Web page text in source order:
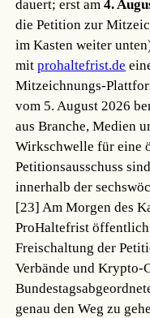
dauert; erst am4.
die Petition zur
im Kasten weiter
mitprohaltefrist.de
Mitzeichnungs-
vom 5. August 2026
aus Branche, Medien
Wirkschwelle für eine
Petitionsausschuss
innerhalb der
[23] Am Morgen des
ProHaltefrist
Freischaltung der
Verbände und Krypto-
genau den Weg zu